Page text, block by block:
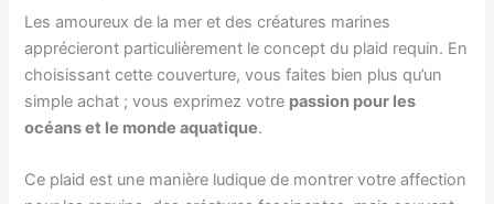
Les amoureux de la mer et des créatures marines
apprécieront particulièrement le concept du plaid requin. En
choisissant cette couverture, vous faites bien plus qu’un
simple achat ; vous exprimez votre passion pour les
océans et le monde aquatique.
Ce plaid est une manière ludique de montrer votre affection